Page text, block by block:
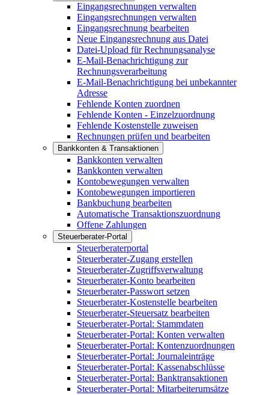
Eingangsrechnungen verwalten
Eingangsrechnungen verwalten
Eingangsrechnung bearbeiten
Neue Eingangsrechnung aus Datei
Datei-Upload für Rechnungsanalyse
E-Mail-Benachrichtigung zur
Rechnungsverarbeitung
E-Mail-Benachrichtigung bei unbekannter
Adresse
Fehlende Konten zuordnen
Fehlende Konten - Einzelzuordnung
Fehlende Kostenstelle zuweisen
Rechnungen prüfen und bearbeiten
Bankkonten & Transaktionen
Bankkonten verwalten
Bankkonten verwalten
Kontobewegungen verwalten
Kontobewegungen importieren
Bankbuchung bearbeiten
Automatische Transaktionszuordnung
Offene Zahlungen
Steuerberater-Portal
Steuerberaterportal
Steuerberater-Zugang erstellen
Steuerberater-Zugriffsverwaltung
Steuerberater-Konto bearbeiten
Steuerberater-Passwort setzen
Steuerberater-Kostenstelle bearbeiten
Steuerberater-Steuersatz bearbeiten
Steuerberater-Portal: Stammdaten
Steuerberater-Portal: Konten verwalten
Steuerberater-Portal: Kontenzuordnungen
Steuerberater-Portal: Journaleinträge
Steuerberater-Portal: Kassenabschlüsse
Steuerberater-Portal: Banktransaktionen
Steuerberater-Portal: Mitarbeiterumsätze